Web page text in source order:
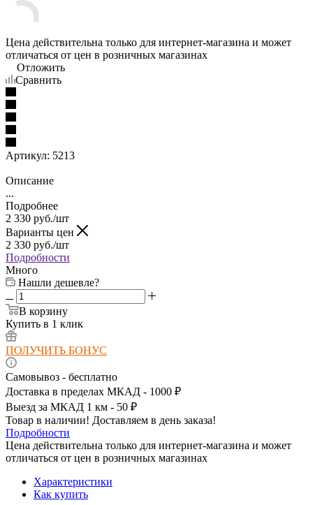
Цена действительна только для интернет-магазина и может
отличаться от цен в розничных магазинах
Отложить
Сравнить
Артикул: 5213
Описание
...
Подробнее
2 330 руб./шт
Варианты цен
2 330 руб./шт
Подробности
Много
Нашли дешевле?
В корзину
Купить в 1 клик
ПОЛУЧИТЬ БОНУС
Самовывоз - бесплатно
Доставка в пределах МКАД - 1000 ₽
Выезд за МКАД 1 км - 50 ₽
Товар в наличии! Доставляем в день заказа!
Подробности
Цена действительна только для интернет-магазина и может
отличаться от цен в розничных магазинах
Характеристики
Как купить